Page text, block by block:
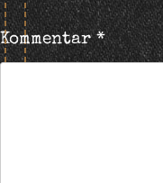
Kommentar*